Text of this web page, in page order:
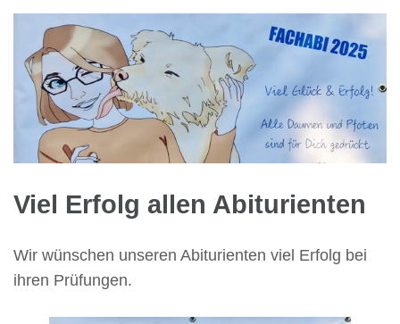
Viel Erfolg allen Abiturienten
Wir wünschen unseren Abiturienten viel Erfolg bei
ihren Prüfungen.